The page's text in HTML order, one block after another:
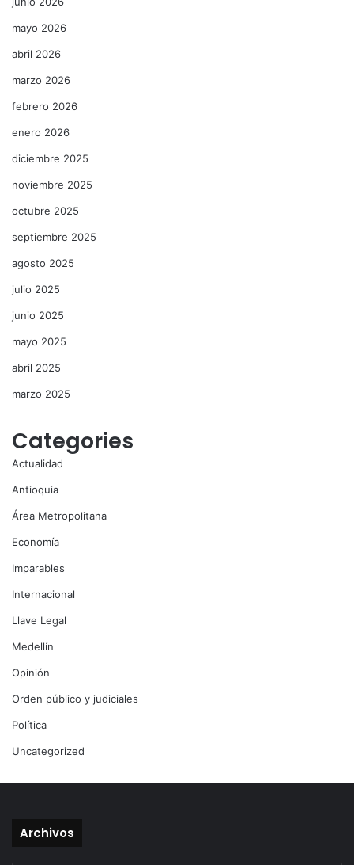
mayo 2026
abril 2026
marzo 2026
febrero 2026
enero 2026
diciembre 2025
noviembre 2025
octubre 2025
septiembre 2025
agosto 2025
julio 2025
junio 2025
mayo 2025
abril 2025
marzo 2025
Categories
Actualidad
Antioquia
Área Metropolitana
Economía
Imparables
Internacional
Llave Legal
Medellín
Opinión
Orden público y judiciales
Política
Uncategorized
Archivos